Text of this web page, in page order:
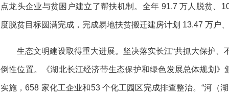
点龙头企业与贫困户建立了帮扶机制。全年 91.7 万人脱贫、
度脱贫目标圆满完成，完成易地扶贫搬迁建房计划 13.47 万户
生态文明建设取得重大进展。坚决落实长江“共抓大保护、
倒性位置。《湖北长江经济带生态保护和绿色发展总体规划
实施，658 家化工企业和53 个化工园区完成排查整治。“河（